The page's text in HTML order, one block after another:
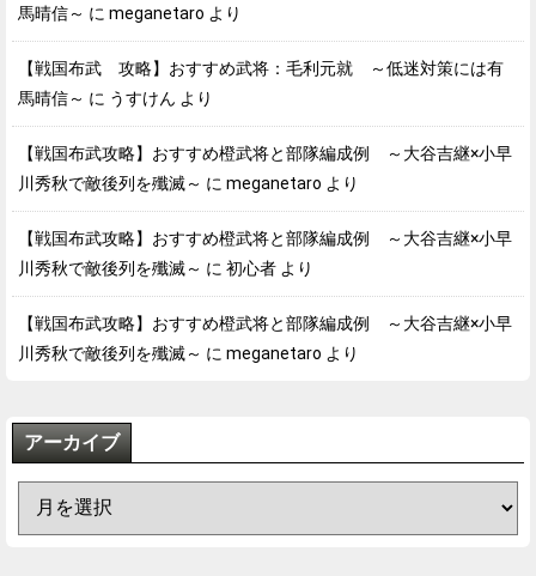
馬晴信～ に meganetaro より
【戦国布武 攻略】おすすめ武将：毛利元就 ～低迷対策には有
馬晴信～ に うすけん より
【戦国布武攻略】おすすめ橙武将と部隊編成例 ～大谷吉継×小早
川秀秋で敵後列を殲滅～ に meganetaro より
【戦国布武攻略】おすすめ橙武将と部隊編成例 ～大谷吉継×小早
川秀秋で敵後列を殲滅～ に 初心者 より
【戦国布武攻略】おすすめ橙武将と部隊編成例 ～大谷吉継×小早
川秀秋で敵後列を殲滅～ に meganetaro より
アーカイブ